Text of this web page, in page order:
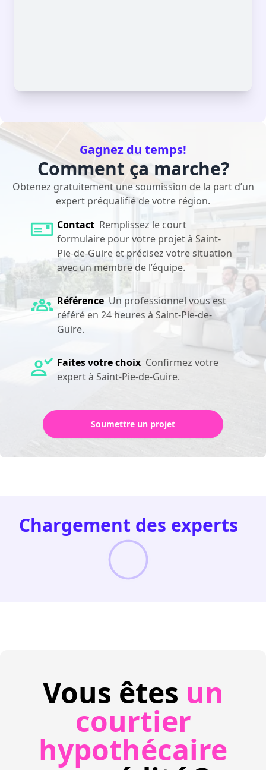
Gagnez du temps!
Comment ça marche?
Obtenez gratuitement une soumission de la part d’un
expert préqualifié de votre région.
Contact Remplissez le court
formulaire pour votre projet à Saint-
Pie-de-Guire et précisez votre situation
avec un membre de l’équipe.
Référence Un professionnel vous est
référé en 24 heures à Saint-Pie-de-
Guire.
Faites votre choix Confirmez votre
expert à Saint-Pie-de-Guire.
Soumettre un projet
Chargement des experts
Vous êtes un
courtier
hypothécaire